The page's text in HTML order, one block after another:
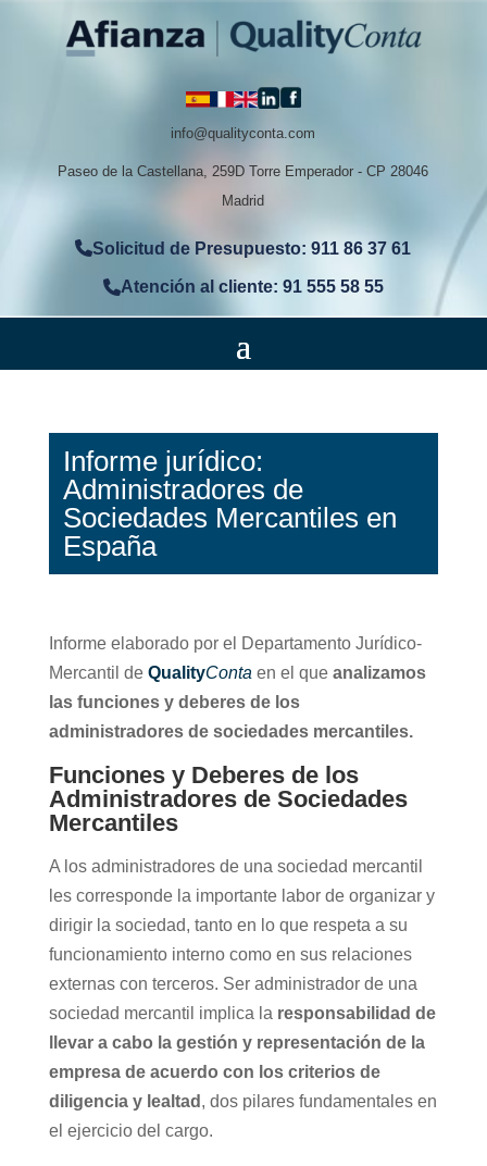
info@qualityconta.com
Paseo de la Castellana, 259D Torre Emperador - CP 28046
Madrid
Solicitud de Presupuesto: 911 86 37 61
Atención al cliente: 91 555 58 55
Informe jurídico:
Administradores de
Sociedades Mercantiles en
España
Informe elaborado por el Departamento Jurídico-
Mercantil de QualityConta en el queanalizamos
las funciones y deberes de los
administradores de sociedades mercantiles.
Funciones y Deberes de los
Administradores de Sociedades
Mercantiles
A los administradores de una sociedad mercantil
les corresponde la importante labor de organizar y
dirigir la sociedad, tanto en lo que respeta a su
funcionamiento interno como en sus relaciones
externas con terceros. Ser administrador de una
sociedad mercantil implica la responsabilidad de
llevar a cabo la gestión y representación de la
empresa de acuerdo con los criterios de
diligencia y lealtad , dos pilares fundamentales en
el ejercicio del cargo.